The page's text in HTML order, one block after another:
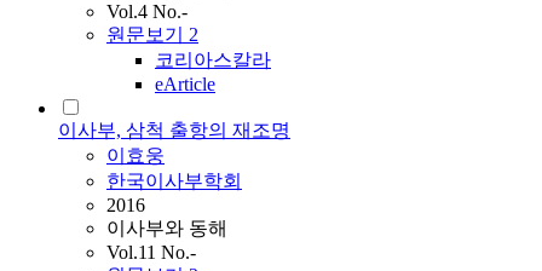
Vol.4 No.-
원문보기 2
코리아스칼라
eArticle
이사부, 삼척 출항의 재조명
이효웅
한국이사부학회
2016
이사부와 동해
Vol.11 No.-